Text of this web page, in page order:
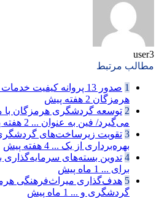
user3
مطالب مرتبط
1
صدور 13 پروانه کیفیت
هرمزگان 2 هفته پیش
2 توسعه گردشگری هرمزگان
می‌گیرد/ فین به عنوان ... 2 هفته پیش
3 تقویت زیرساخت‌های
بهره‌برداری از یک ... 4 هفته پیش
4 تدوین بسته‌های سرمایه‌گذاری
برای ... 1 ماه پیش
5 هدف‌گذاری میراث‌فرهنگی
گردشگری و ... 1 ماه پیش